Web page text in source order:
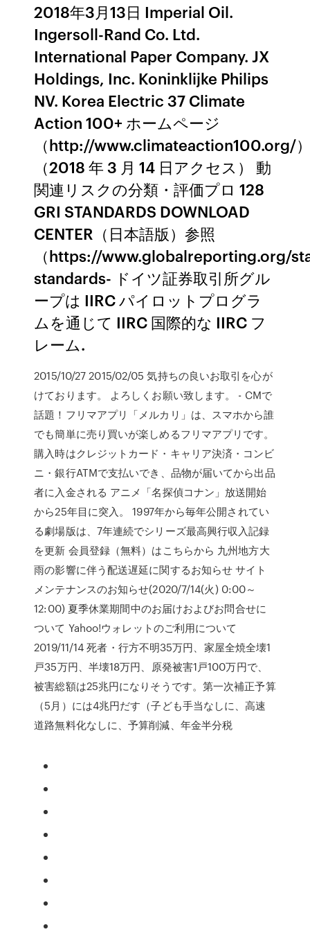
2018年3月13日 Imperial Oil.
Ingersoll-Rand Co. Ltd.
International Paper Company. JX
Holdings, Inc. Koninklijke Philips
NV. Korea Electric 37 Climate
Action 100+ ホームページ
（http://www.climateaction100.org/
（2018 年 3 月 14 日アクセス） 動
関連リスクの分類・評価プロ 128
GRI STANDARDS DOWNLOAD
CENTER（日本語版）参照
（https://www.globalreporting.org/
standards- ドイツ証券取引所グル
ープは IIRC パイロットプログラ
ムを通じて IIRC 国際的な IIRC フ
レーム.
2015/10/27 2015/02/05 気持ちの良いお取引を心が
けております。 よろしくお願い致します。 - CMで
話題！フリマアプリ「メルカリ」は、スマホから誰
でも簡単に売り買いが楽しめるフリマアプリです。
購入時はクレジットカード・キャリア決済・コンビ
ニ・銀行ATMで支払いでき、品物が届いてから出品
者に入金される アニメ「名探偵コナン」放送開始
から25年目に突入。 1997年から毎年公開されてい
る劇場版は、7年連続でシリーズ最高興行収入記録
を更新 会員登録（無料）はこちらから 九州地方大
雨の影響に伴う配送遅延に関するお知らせ サイト
メンテナンスのお知らせ(2020/7/14(火) 0:00～
12:00) 夏季休業期間中のお届けおよびお問合せに
ついて Yahoo!ウォレットのご利用について
2019/11/14 死者・行方不明35万円、家屋全焼全壊1
戸35万円、半壊18万円、原発被害1戸100万円で、
被害総額は25兆円になりそうです。第一次補正予算
（5月）には4兆円だす（子ども手当なしに、高速
道路無料化なしに、予算削減、年金半分税